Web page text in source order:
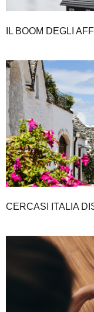
IL BOOM DEGLI
CERCASI ITALIA